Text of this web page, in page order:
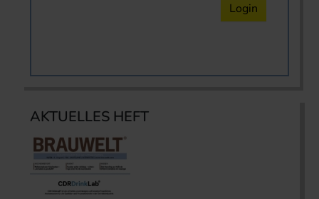
Login
AKTUELLES HEFT